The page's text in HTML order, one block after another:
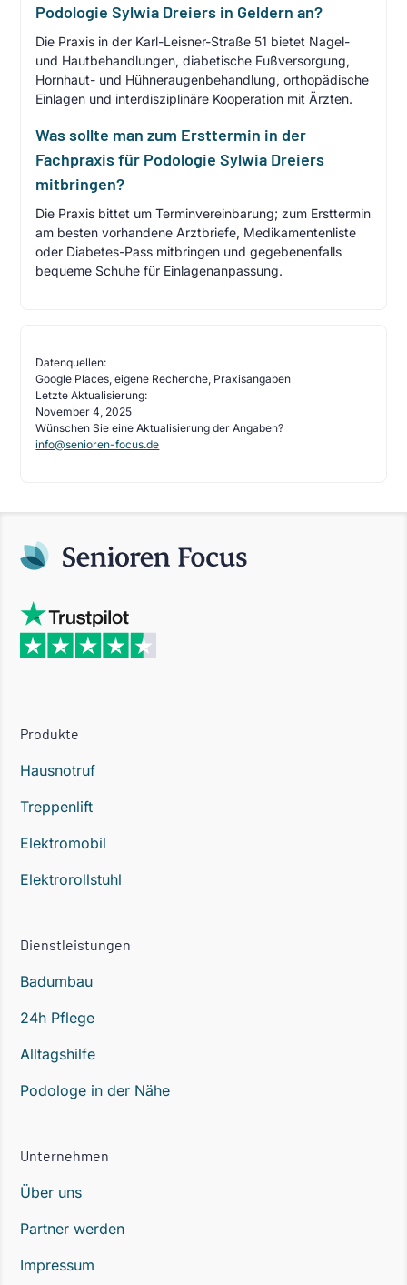
Podologie Sylwia Dreiers in Geldern an?
Die Praxis in der Karl-Leisner-Straße 51 bietet Nagel-
und Hautbehandlungen, diabetische Fußversorgung,
Hornhaut- und Hühneraugenbehandlung, orthopädische
Einlagen und interdisziplinäre Kooperation mit Ärzten.
Was sollte man zum Ersttermin in der
Fachpraxis für Podologie Sylwia Dreiers
mitbringen?
Die Praxis bittet um Terminvereinbarung; zum Ersttermin
am besten vorhandene Arztbriefe, Medikamentenliste
oder Diabetes-Pass mitbringen und gegebenenfalls
bequeme Schuhe für Einlagenanpassung.
Datenquellen:
Google Places, eigene Recherche, Praxisangaben
Letzte Aktualisierung:
November 4, 2025
Wünschen Sie eine Aktualisierung der Angaben?
info@senioren-focus.de
Produkte
Hausnotruf
Treppenlift
Elektromobil
Elektrorollstuhl
Dienstleistungen
Badumbau
24h Pflege
Alltagshilfe
Podologe in der Nähe
Unternehmen
Über uns
Partner werden
Impressum